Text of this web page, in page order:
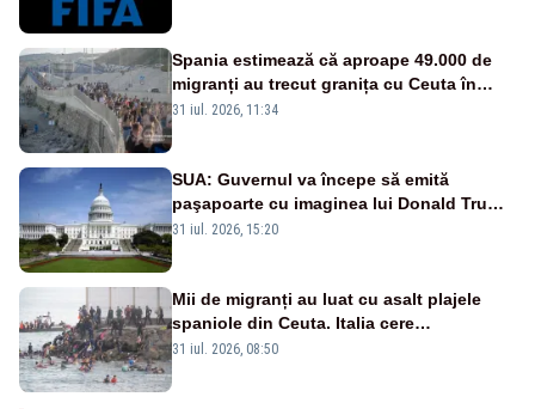
Spania estimează că aproape 49.000 de
migranți au trecut granița cu Ceuta în
ultimele 24 de ore. Bilanțul morților a
31 iul. 2026, 11:34
SUA: Guvernul va începe să emită
paşapoarte cu imaginea lui Donald Trump
începând cu 8 august
31 iul. 2026, 15:20
Mii de migranți au luat cu asalt plajele
spaniole din Ceuta. Italia cere
suspendarea Spaniei din Schengen
31 iul. 2026, 08:50